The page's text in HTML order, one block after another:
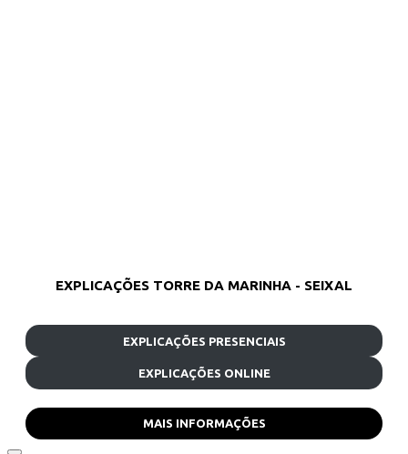
EXPLICAÇÕES TORRE DA MARINHA - SEIXAL
EXPLICAÇÕES PRESENCIAIS
EXPLICAÇÕES ONLINE
MAIS INFORMAÇÕES